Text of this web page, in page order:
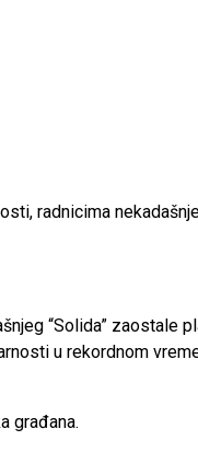
radnicima
“Solida” zaostale
u rekordnom
građana.